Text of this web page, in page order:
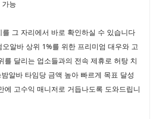
능
그 자리에서 바로 확인하실 수 있습니다
알바 상위 1%를 위한 프리미엄 대우와 고
달리는 업소들과의 전속 제휴로 허탕 치
알바 타임당 금액 높아 빠르게 목표 달성
고수익 매니저로 거듭나도록 도와드립니